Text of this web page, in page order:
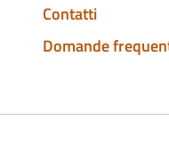
Contatti
Domande